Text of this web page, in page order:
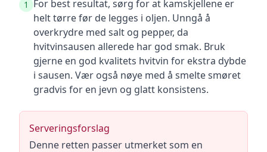
1
For best resultat, sørg for at kamskjellene er
helt tørre før de legges i oljen. Unngå å
overkrydre med salt og pepper, da
hvitvinsausen allerede har god smak. Bruk
gjerne en god kvalitets hvitvin for ekstra dybde
i sausen. Vær også nøye med å smelte smøret
gradvis for en jevn og glatt konsistens.
Serveringsforslag
Denne retten passer utmerket som en